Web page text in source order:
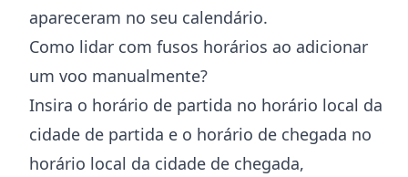
apareceram no seu calendário.
Como lidar com fusos horários ao adicionar
um voo manualmente?
Insira o horário de partida no horário local da
cidade de partida e o horário de chegada no
horário local da cidade de chegada,